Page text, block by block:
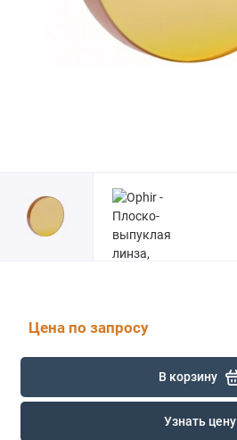
Цена по запросу
В корзину
Узнать цену